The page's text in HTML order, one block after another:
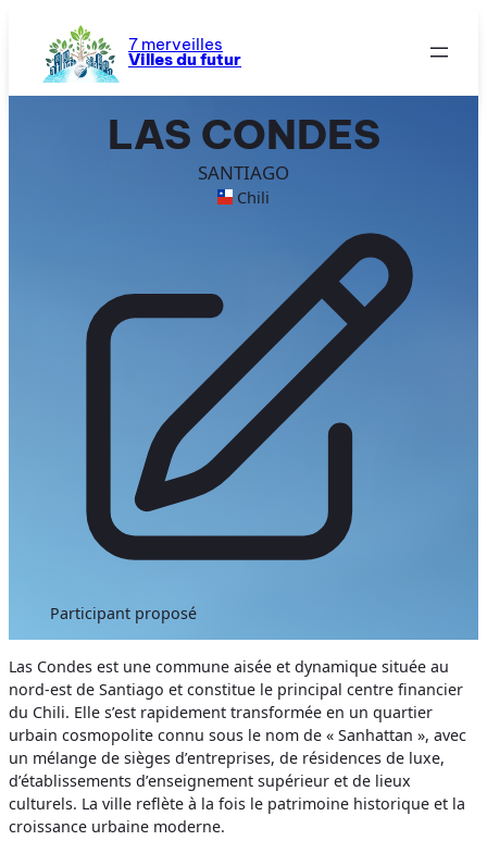
contenu
7 merveilles
Villes du futur
LAS CONDES
SANTIAGO
Chili
Participant proposé
Las Condes est une commune aisée et dynamique située au
nord-est de Santiago et constitue le principal centre financier
du Chili. Elle s’est rapidement transformée en un quartier
urbain cosmopolite connu sous le nom de « Sanhattan », avec
un mélange de sièges d’entreprises, de résidences de luxe,
d’établissements d’enseignement supérieur et de lieux
culturels. La ville reflète à la fois le patrimoine historique et la
croissance urbaine moderne.